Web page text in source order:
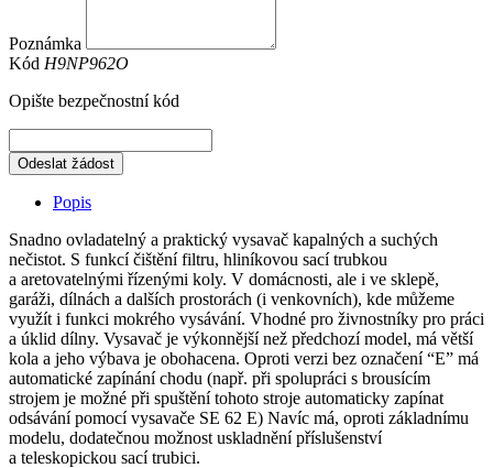
Poznámka
Kód H9NP962O
Opište bezpečnostní kód
Odeslat žádost
Popis
Snadno ovladatelný a praktický vysavač kapalných a suchých
nečistot. S funkcí čištění filtru, hliníkovou sací trubkou
a aretovatelnými řízenými koly. V domácnosti, ale i ve sklepě,
garáži, dílnách a dalších prostorách (i venkovních), kde můžeme
využít i funkci mokrého vysávání. Vhodné pro živnostníky pro práci
a úklid dílny. Vysavač je výkonnější než předchozí model, má větší
kola a jeho výbava je obohacena. Oproti verzi bez označení “E” má
automatické zapínání chodu (např. při spolupráci s brousícím
strojem je možné při spuštění tohoto stroje automaticky zapínat
odsávání pomocí vysavače SE 62 E) Navíc má, oproti základnímu
modelu, dodatečnou možnost uskladnění příslušenství
a teleskopickou sací trubici.